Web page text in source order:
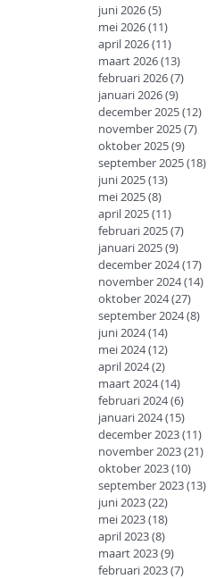
juni 2026(5)
mei 2026(11)
april 2026(11)
maart 2026(13)
februari 2026(7)
januari 2026(9)
december 2025(12)
november 2025(7)
oktober 2025(9)
september 2025(18)
juni 2025(13)
mei 2025(8)
april 2025(11)
februari 2025(7)
januari 2025(9)
december 2024(17)
november 2024(14)
oktober 2024(27)
september 2024(8)
juni 2024(14)
mei 2024(12)
april 2024(2)
maart 2024(14)
februari 2024(6)
januari 2024(15)
december 2023(11)
november 2023(21)
oktober 2023(10)
september 2023(13)
juni 2023(22)
mei 2023(18)
april 2023(8)
maart 2023(9)
februari 2023(7)